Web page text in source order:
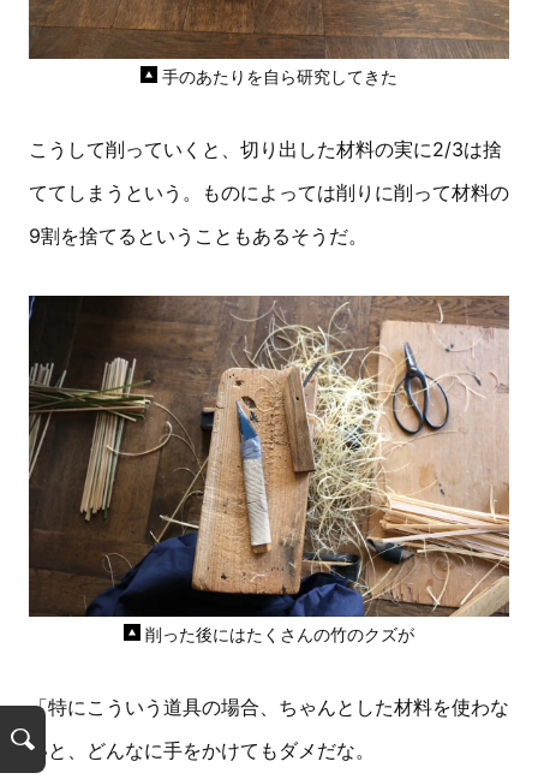
手のあたりを自ら研究してきた
こうして削っていくと、切り出した材料の実に2/3は捨
ててしまうという。ものによっては削りに削って材料の
9割を捨てるということもあるそうだ。
削った後にはたくさんの竹のクズが
「特にこういう道具の場合、ちゃんとした材料を使わな
いと、どんなに手をかけてもダメだな。
検